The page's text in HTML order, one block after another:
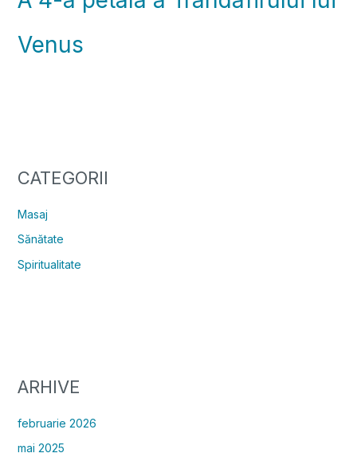
Venus
CATEGORII
Masaj
Sănătate
Spiritualitate
ARHIVE
februarie 2026
mai 2025